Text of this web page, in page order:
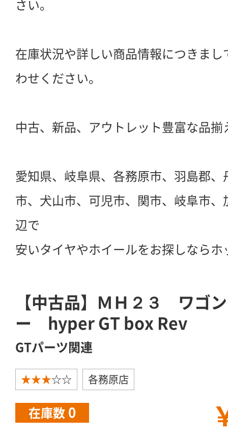
さい。
在庫状況や詳しい商品情報につきま
わせください。
中古、新品、アウトレット豊富な品揃
愛知県、岐阜県、各務原市、羽島郡
市、犬山市、可児市、関市、岐阜市
辺で
安いタイヤやホイールをお探しなら
【中古品】ＭＨ２３ ワゴ
ー hyper GT box Rev
GTパーツ関連
★★★☆☆ 各務原店
在庫数 0